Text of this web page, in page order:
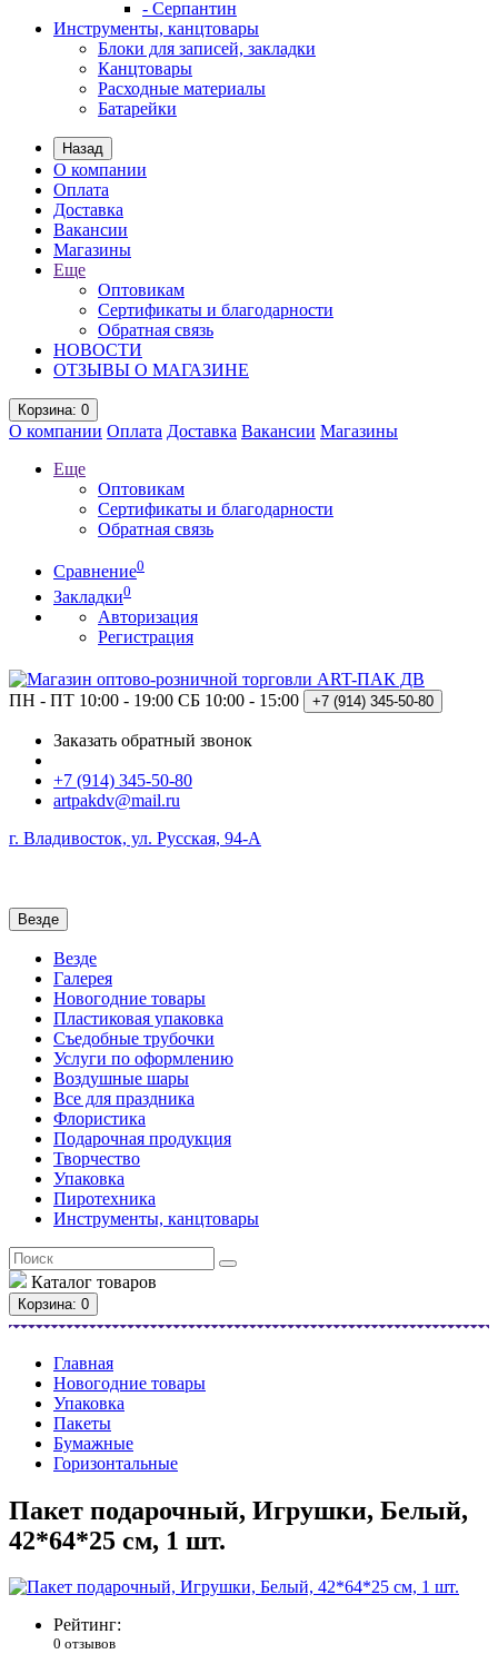
- Серпантин
Инструменты, канцтовары
Блоки для записей, закладки
Канцтовары
Расходные материалы
Батарейки
Назад
О компании
Оплата
Доставка
Вакансии
Магазины
Еще
Оптовикам
Сертификаты и благодарности
Обратная связь
НОВОСТИ
ОТЗЫВЫ О МАГАЗИНЕ
Корзина: 0
О компании Оплата Доставка Вакансии Магазины
Еще
Оптовикам
Сертификаты и благодарности
Обратная связь
Сравнение0
Закладки0
Авторизация
Регистрация
ПН - ПТ 10:00 - 19:00 СБ 10:00 - 15:00 +7 (914) 345-50-80
Заказать обратный звонок
+7 (914) 345-50-80
artpakdv@mail.ru
г. Владивосток, ул. Русская, 94-А
Везде
Везде
Галерея
Новогодние товары
Пластиковая упаковка
Съедобные трубочки
Услуги по оформлению
Воздушные шары
Все для праздника
Флористика
Подарочная продукция
Творчество
Упаковка
Пиротехника
Инструменты, канцтовары
Каталог товаров
Корзина: 0
Главная
Новогодние товары
Упаковка
Пакеты
Бумажные
Горизонтальные
Пакет подарочный, Игрушки, Белый,
42*64*25 см, 1 шт.
Рейтинг:
0 отзывов